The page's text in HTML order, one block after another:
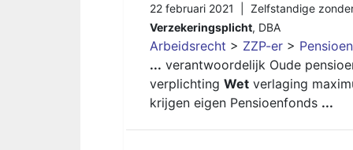
22 februari 2021 | Zelfstandige
Verzekeringsplicht, DBA
Arbeidsrecht > ZZP-er >
... verantwoordelijk Oude
verplichting Wet verlaging
krijgen eigen Pensioenfonds ...